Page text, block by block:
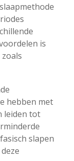
is
hebben met
leiden tot
slapen